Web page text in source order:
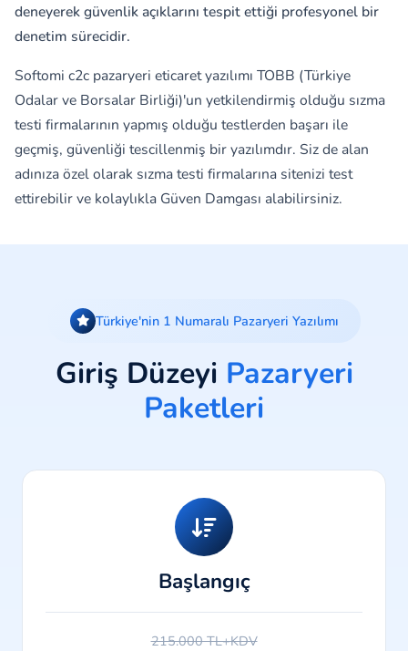
deneyerek güvenlik açıklarını tespit ettiği profesyonel bir
denetim sürecidir.
Softomi c2c pazaryeri eticaret yazılımı TOBB (Türkiye
Odalar ve Borsalar Birliği)'un yetkilendirmiş olduğu sızma
testi firmalarının yapmış olduğu testlerden başarı ile
geçmiş, güvenliği tescillenmiş bir yazılımdır. Siz de alan
adınıza özel olarak sızma testi firmalarına sitenizi test
ettirebilir ve kolaylıkla Güven Damgası alabilirsiniz.
Türkiye'nin 1 Numaralı Pazaryeri Yazılımı
Giriş Düzeyi Pazaryeri
Paketleri
Başlangıç
215.000 TL+KDV